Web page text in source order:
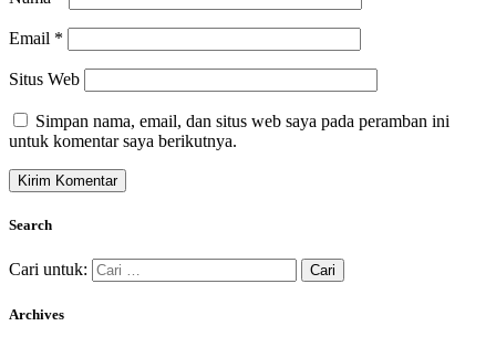
Email *
Situs Web
Simpan nama, email, dan situs web saya pada peramban ini
untuk komentar saya berikutnya.
Search
Cari untuk:
Archives